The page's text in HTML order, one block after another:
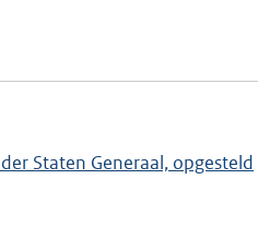
Staten Generaal, opgesteld